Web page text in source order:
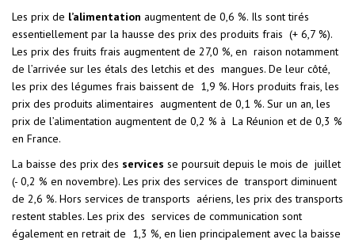
Les prix de l’alimentation augmentent de 0,6 %. Ils sont tirés
essentiellement par la hausse des prix des produits frais (+ 6,7 %).
Les prix des fruits frais augmentent de 27,0 %, en raison notamment
de l’arrivée sur les étals des letchis et des mangues. De leur côté,
les prix des légumes frais baissent de 1,9 %. Hors produits frais, les
prix des produits alimentaires augmentent de 0,1 %. Sur un an, les
prix de l’alimentation augmentent de 0,2 % à La Réunion et de 0,3 %
en France.
La baisse des prix des services se poursuit depuis le mois de juillet
(- 0,2 % en novembre). Les prix des services de transport diminuent
de 2,6 %. Hors services de transports aériens, les prix des transports
restent stables. Les prix des services de communication sont
également en retrait de 1,3 %, en lien principalement avec la baisse